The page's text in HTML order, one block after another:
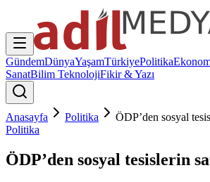
GündemDünyaYaşamTürkiyePolitika
SanatBilim TeknolojiFikir & Yazı
Anasayfa Politika
ÖDP’den sosyal
Politika
ÖDP’den sosyal tesislerin